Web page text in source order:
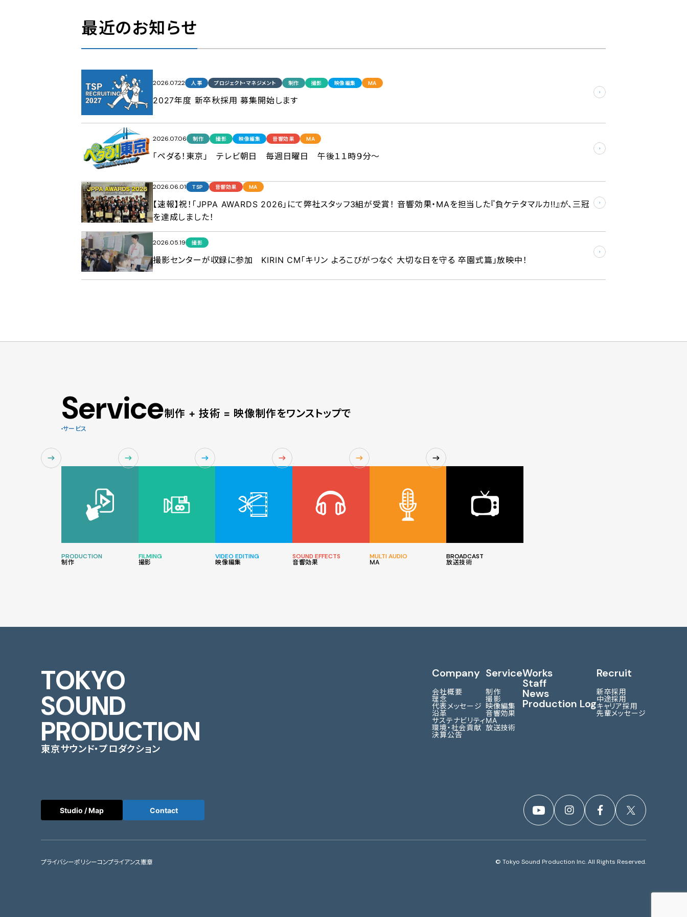
最近のお知らせ
2026.07.22 人事 プロジェクト・マネジメント 制作 撮影 映像編集 MA
2027年度 新卒秋採用 募集開始します
2026.07.06 制作 撮影 映像編集 音響効果 MA
「ペダる！東京」 テレビ朝日 毎週日曜日 午後１１時９分～
2026.06.01 TSP 音響効果 MA
【速報】祝！「JPPA AWARDS 2026」にて弊社スタッフ3組が受賞！ 音響効果・MAを担当した『負ケテタマルカ!!』が、三冠
を達成しました！
2026.05.19 撮影
撮影センターが収録に参加 KIRIN CM「キリン よろこびがつなぐ 大切な日を守る 卒園式篇」放映中！
Service
サービス
制作 + 技術 = 映像制作をワンストップで
PRODUCTION
制作
FILMING
撮影
VIDEO EDITING
映像編集
SOUND EFFECTS
音響効果
MULTI AUDIO
MA
BROADCAST
放送技術
TOKYO
SOUND
PRODUCTION
東京サウンド・プロダクション
Company
会社概要
理念
代表メッセージ
沿革
サステナビリティ
環境・社会貢献
決算公告
Service
制作
撮影
映像編集
音響効果
MA
放送技術
Works
Staff
News
Production Log
Recruit
新卒採用
中途採用
キャリア採用
先輩メッセージ
Studio / Map Contact
プライバシーポリシーコンプライアンス憲章 © Tokyo Sound Production Inc. All Rights Reserved.